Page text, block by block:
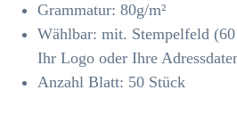
Grammatur: 80g/m²
Wählbar: mit. Stempelfeld
Ihr Logo oder Ihre
Anzahl Blatt: 50 Stück